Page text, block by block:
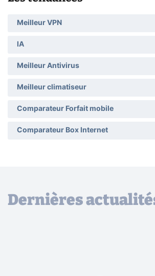
Meilleur VPN
IA
Meilleur Antivirus
Meilleur climatiseur
Comparateur Forfait mobile
Comparateur Box Internet
Dernières